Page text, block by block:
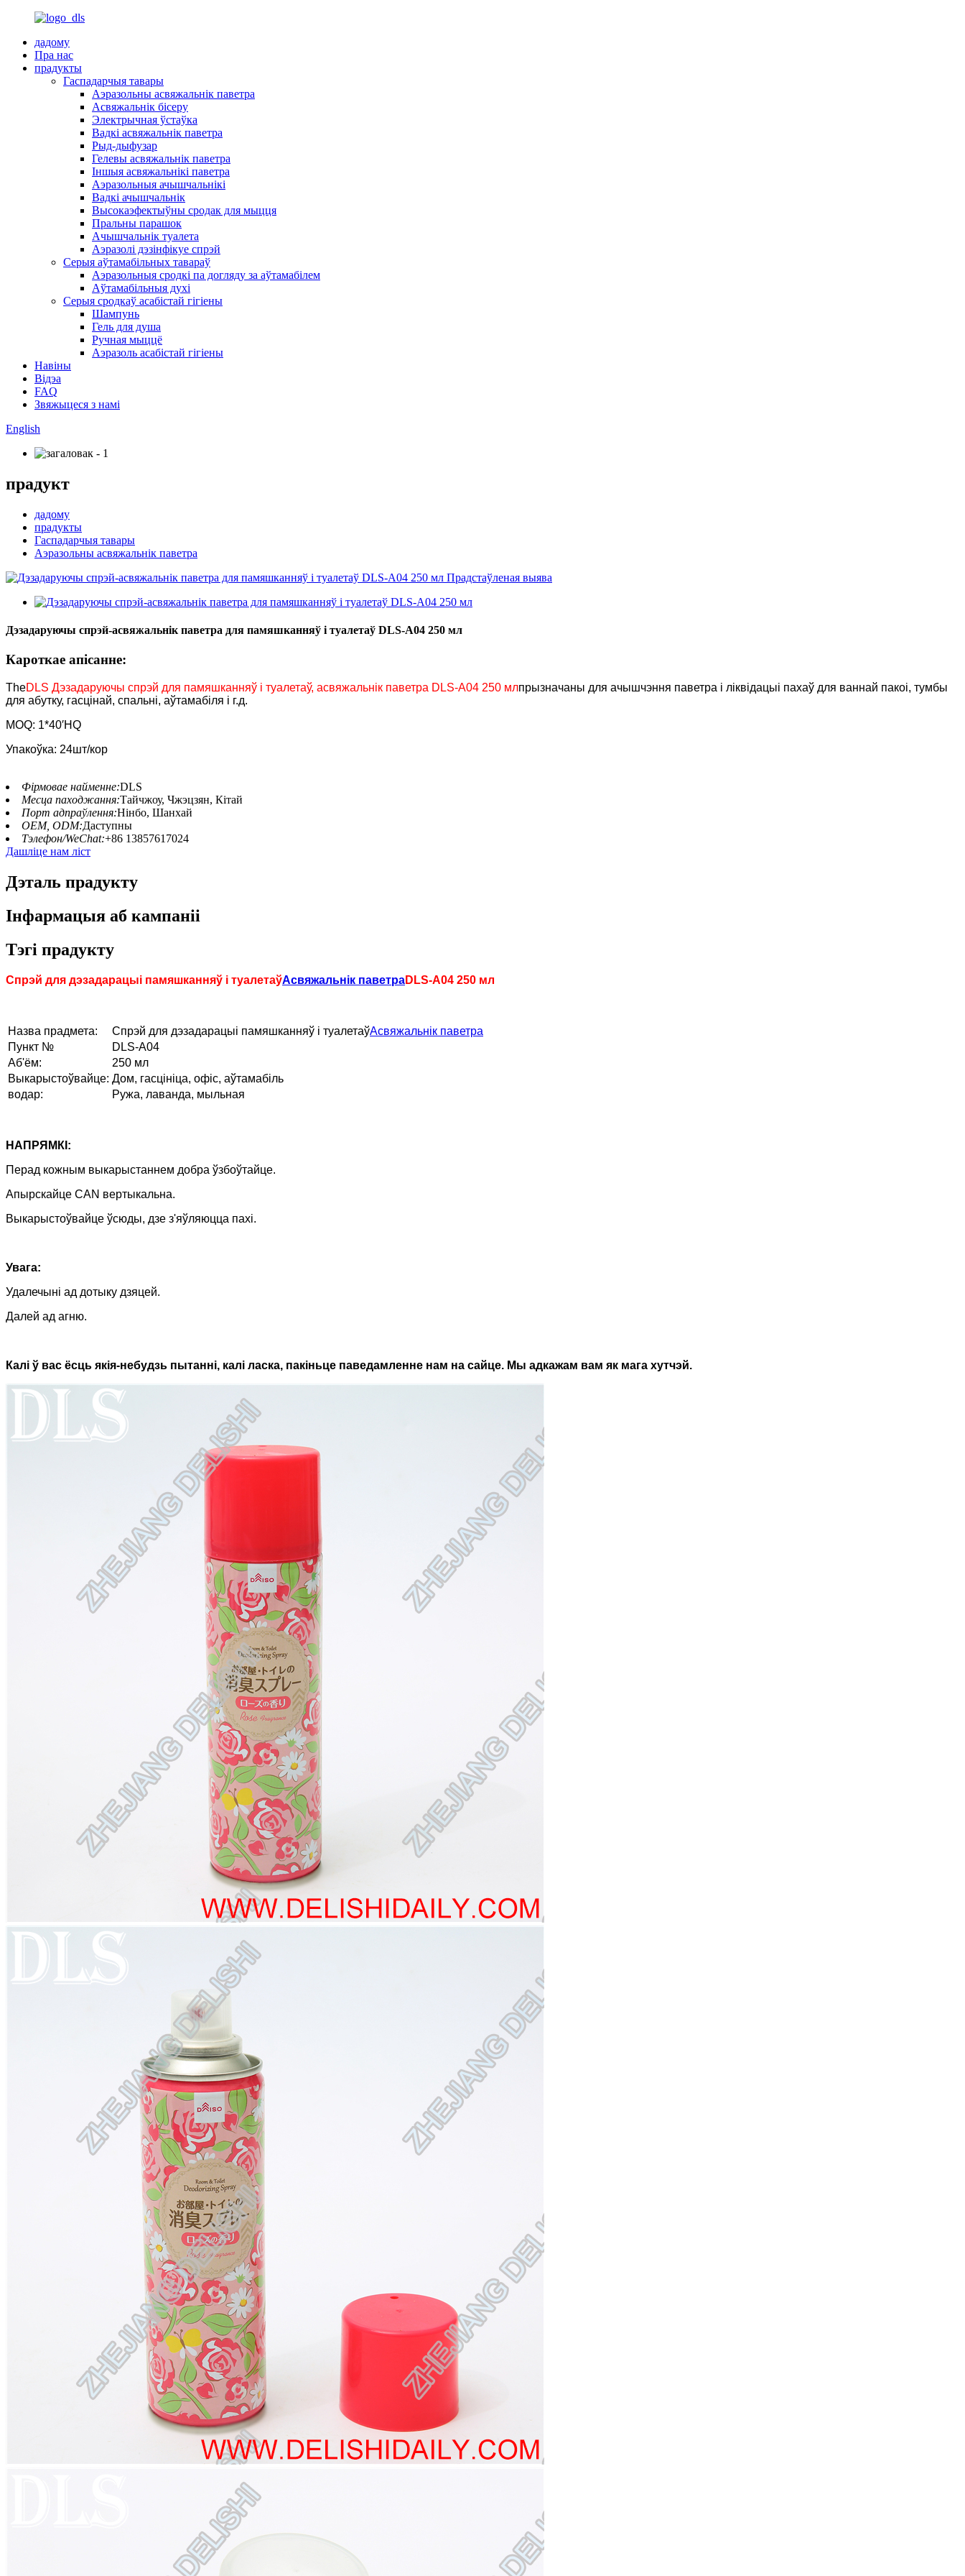
дадому
Пра нас
прадукты
Гаспадарчыя тавары
Аэразольны асвяжальнік паветра
Асвяжальнік бісеру
Электрычная ўстаўка
Вадкі асвяжальнік паветра
Рыд-дыфузар
Гелевы асвяжальнік паветра
Іншыя асвяжальнікі паветра
Аэразольныя ачышчальнікі
Вадкі ачышчальнік
Высокаэфектыўны сродак для мыцця
Пральны парашок
Ачышчальнік туалета
Аэразолі дэзінфікуе спрэй
Серыя аўтамабільных тавараў
Аэразольныя сродкі па догляду за аўтамабілем
Аўтамабільныя духі
Серыя сродкаў асабістай гігіены
Шампунь
Гель для душа
Ручная мыццё
Аэразоль асабістай гігіены
Навіны
Відэа
FAQ
Звяжыцеся з намі
English
прадукт
дадому
прадукты
Гаспадарчыя тавары
Аэразольны асвяжальнік паветра
Дэзадаруючы спрэй-асвяжальнік паветра для памяшканняў і туалетаў DLS-A04 250 мл
Кароткае апісанне:
TheDLS Дэзадаруючы спрэй для памяшканняў і туалетаў, асвяжальнік паветра DLS-A04 250 млпрызначаны для ачышчэння паветра і ліквідацыі пахаў для ваннай пакоі, тумбы
для абутку, гасцінай, спальні, аўтамабіля і г.д.
MOQ: 1*40′HQ
Упакоўка: 24шт/кор
Фірмовае найменне:DLS
Месца паходжання:Тайчжоу, Чжэцзян, Кітай
Порт адпраўлення:Нінбо, Шанхай
OEM, ODM:Даступны
Тэлефон/WeChat:+86 13857617024
Дашліце нам ліст
Дэталь прадукту
Інфармацыя аб кампаніі
Тэгі прадукту
Спрэй для дэзадарацыі памяшканняў і туалетаўАсвяжальнік паветраDLS-A04 250 мл
Назва прадмета: Спрэй для дэзадарацыі памяшканняў і туалетаўАсвяжальнік паветра
Пункт №
DLS-A04
Аб'ём:
250 мл
Выкарыстоўвайце: Дом, гасцініца, офіс, аўтамабіль
водар:
Ружа, лаванда, мыльная
НАПРЯМКІ:
Перад кожным выкарыстаннем добра ўзбоўтайце.
Апырскайце CAN вертыкальна.
Выкарыстоўвайце ўсюды, дзе з'яўляюцца пахі.
Увага:
Удалечыні ад дотыку дзяцей.
Далей ад агню.
Калі ў вас ёсць якія-небудзь пытанні, калі ласка, пакіньце паведамленне нам на сайце. Мы адкажам вам як мага хутчэй.